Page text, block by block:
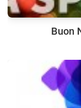
Buon